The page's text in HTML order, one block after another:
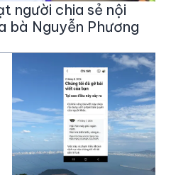
người chia sẻ nội
bà Nguyễn Phương